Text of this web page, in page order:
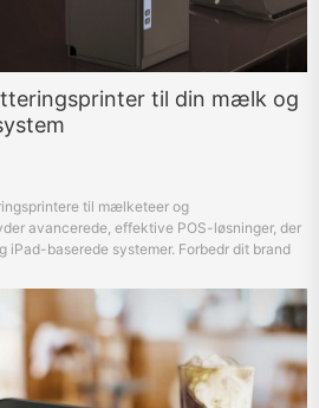
til din mælk og
til mælketeer og
avancerede, effektive POS-løsninger, der
iPad-baserede systemer. Forbedr dit brand